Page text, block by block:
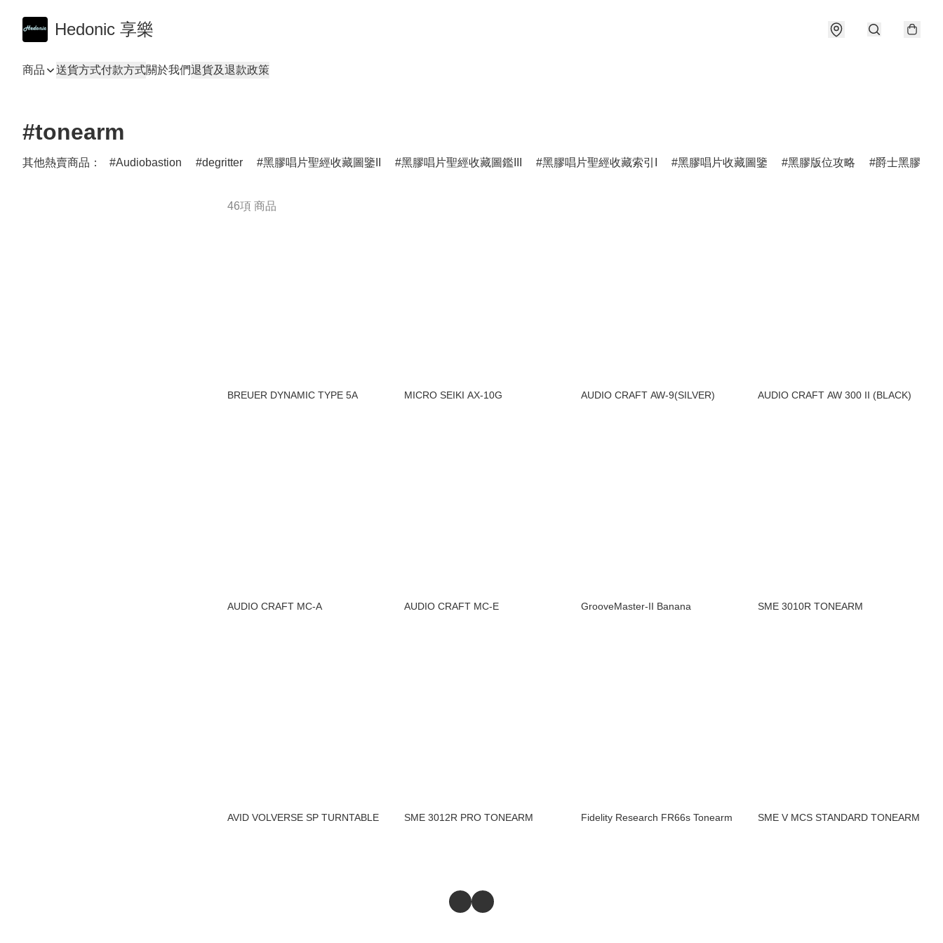
Hedonic 享樂
商品 送貨方式付款方式關於我們退貨及退款政策
#tonearm
其他熱賣商品： Audiobastion degritter 黑膠唱片聖經收藏圖鑒II 黑膠唱片聖經收藏圖鑑III 黑膠唱片聖經收藏索引I 黑膠唱片收藏圖鑒 黑膠版位攻略 爵士黑膠圖
46項 商品
BREUER DYNAMIC TYPE 5A MICRO SEIKI AX-10G AUDIO CRAFT AW-9(SILVER) AUDIO CRAFT AW 300 II (BLACK)
AUDIO CRAFT MC-A AUDIO CRAFT MC-E GrooveMaster-II Banana SME 3010R TONEARM
AVID VOLVERSE SP TURNTABLE SME 3012R PRO TONEARM Fidelity Research FR66s Tonearm SME V MCS STANDARD TONEARM